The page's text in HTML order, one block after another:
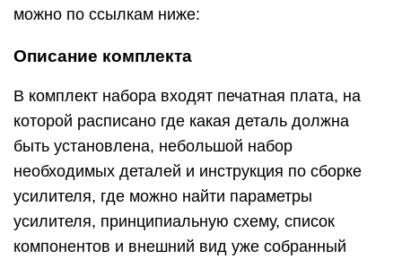
можно по ссылкам ниже:
Описание комплекта
В комплект набора входят печатная плата, на
которой расписано где какая деталь должна
быть установлена, небольшой набор
необходимых деталей и инструкция по сборке
усилителя, где можно найти параметры
усилителя, принципиальную схему, список
компонентов и внешний вид уже собранный